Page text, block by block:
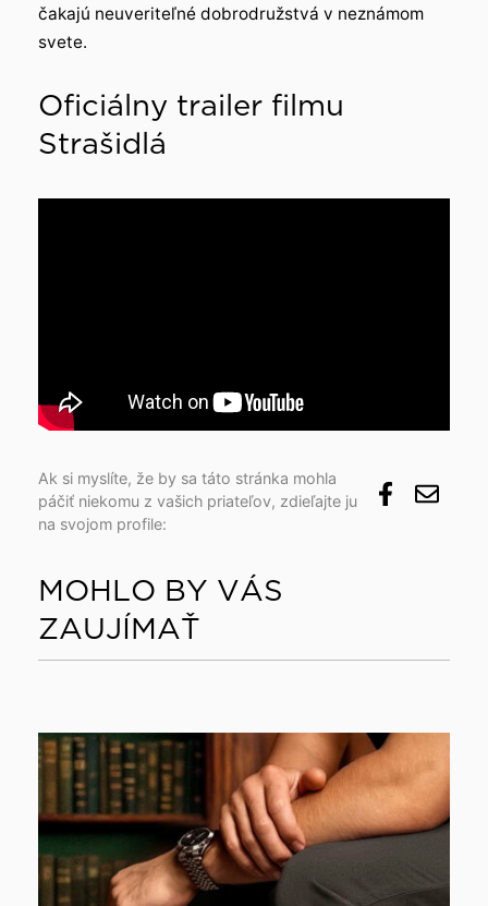
čakajú neuveriteľné dobrodružstvá v neznámom
svete.
Oficiálny trailer filmu
Strašidlá
Ak si myslíte, že by sa táto stránka mohla
páčiť niekomu z vašich priateľov, zdieľajte ju
na svojom profile:
MOHLO BY VÁS
ZAUJÍMAŤ